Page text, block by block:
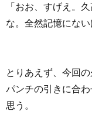
「おお、すげえ。
な。全然記憶にない
とりあえず、今回
パンチの引きに合
思う。